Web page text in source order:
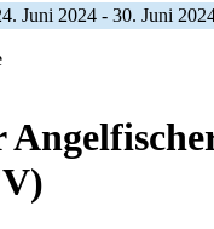
Juni 2024 - 30. Juni